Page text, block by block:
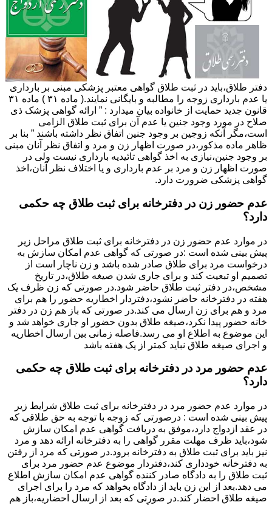
دفتر طلاق،باید در ثبت طلاق گواهی معتبر پزشکی مبنی بر بارداری
یا عدم بارداری زوجه را مطالبه و بایگانی نمایند.( ماده ۳۱ ) ماده ۳۱
قانون جدید حمایت از خانواده بیان میدارد : ” ارائه گواهی پزشک ذی
صلاح در مورد وجود جنین یا عدم آن برای ثبت طلاق الزامی
است،مگر آنکه زوجین بر وجود جنین اتفاق نظر داشته باشند ” بنا بر
ظاهر ماده مذکور،در صورت اظهار زن و مرد و اتفاق نظر آنان مبنی
بر وجود جنین،نیازی به اخذ گواهی تائیدیه بارداری نیست ولی در
صورت اظهار زن و مرد بر عدم بارداری و یا اختلاف نظر آنان،اخذ
گواهی پزشکی ضرورت دارد.
عدم حضور زن در دفترخانه برای ثبت طلاق چه حکمی
دارد؟
در موارد عدم حضور زن در دفترخانه برای ثبت طلاق مراحل زیر
پیش بینی شده است :در صورتی که گواهی عدم امکان سازش به
درخواست مرد برای طلاق صادر شده باشد و زن ناچار است از
تصمیم او تبعیت کند و برای جاری شدن صیغه طلاق،در تاریخ
مشخص،در دفتر ثبت طلاق حاضر شود.در صورتی که زن ظرف یک
هفته در دفترخانه حاضر نشود،دفتردار اخطاریه حضور را هم برای
مرد و هم برای زن ارسال می کند.در صورتی که باز هم زن در دفتر
خانه حضور پیدا نکرد،صیغه طلاق بدون حضور او جاری خواهد شد و
این موضوع به اطلاع او می رسد.فاصله زمانی بین ارسال اخطاریه
و اجرای صیغه طلاق نباید کمتر از یک هفته باشد
عدم حضور مرد در دفترخانه برای ثبت طلاق چه حکمی
دارد؟
در موارد عدم حضور مرد در دفترخانه برای ثبت طلاق شرایط زیر
پیش بینی شده است : درصورتی که زوجه با توجه به حق طلاقی که
در عقد ازدواج دارد،موفق به دریافت گواهی عدم امکان سازش
شود،باید ظرف مهلت مقرر گواهی را به دفترخانه ارائه دهد و مرد
نیز باید برای ثبت طلاق به دفترخانه برود.در صورتی که مرد از رفتن
به دفترخانه خودداری کند،دفتردار موضوع عدم حضور مرد برای
ثبت طلاق را به دادگاه صادر کننده گواهی عدم امکان سازش اطلاع
می دهد.بعد از این زن باید از دادگاه بخواهد که مرد را برای اجرای
صیغه طلاق احضار کند.در صورتی که بعد از ارسال احضاریه،باز هم